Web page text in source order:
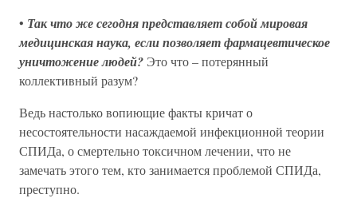
• Так что же сегодня представляет собой мировая
медицинская наука, если позволяет фармацевтическое
уничтожение людей? Это что – потерянный
коллективный разум?
Ведь настолько вопиющие факты кричат о
несостоятельности насаждаемой инфекционной теории
СПИДа, о смертельно токсичном лечении, что не
замечать этого тем, кто занимается проблемой СПИДа,
преступно.